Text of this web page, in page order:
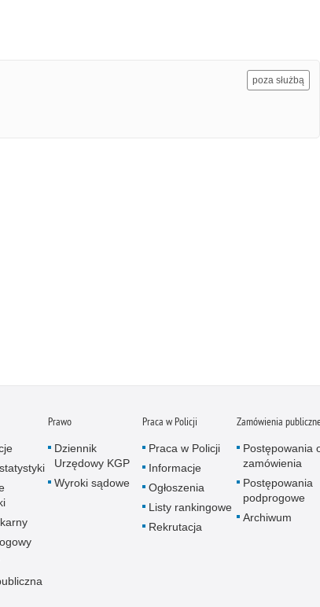
poza służbą
Prawo
Dziennik
Urzędowy KGP
Wyroki sądowe
Praca w Policji
Praca w Policji
Informacje
Ogłoszenia
Listy rankingowe
Rekrutacja
Zamówienia
Postępowania
zamówienia
Postępowania
podprogowe
Archiwum